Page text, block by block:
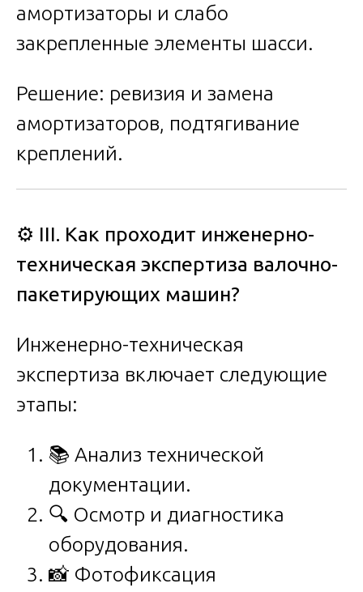
амортизаторы и слабо
закрепленные элементы шасси.
Решение: ревизия и замена
амортизаторов, подтягивание
креплений.
⚙️ III. Как проходит инженерно-
техническая экспертиза валочно-
пакетирующих машин?
Инженерно-техническая
экспертиза включает следующие
этапы:
📚 Анализ технической
документации.
🔍 Осмотр и диагностика
оборудования.
📸 Фотофиксация